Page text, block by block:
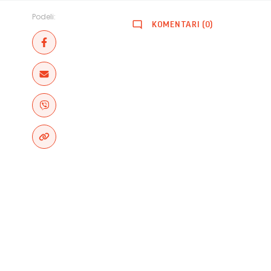
Podeli:
KOMENTARI (0)